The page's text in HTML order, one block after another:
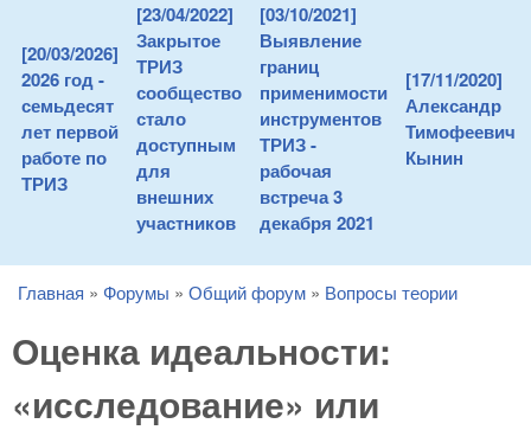
[20/03/2026]
2026 год -
семьдесят
лет первой
работе по
ТРИЗ
[23/04/2022]
Закрытое
ТРИЗ
сообщество
стало
доступным
для
внешних
участников
[03/10/2021]
Выявление
границ
применимости
инструментов
ТРИЗ -
рабочая
встреча 3
декабря 2021
[17/11/2020]
Александр
Тимофеевич
Кынин
You are here
Главная » Форумы » Общий форум » Вопросы теории
Оценка идеальности:
«исследование» или